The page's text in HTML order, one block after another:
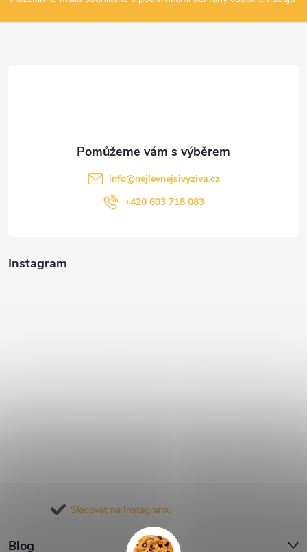
a
Instagram
Sledovat na Instagramu
Blog
info@nejlevnejsivyziva.cz
+420 603 718 083